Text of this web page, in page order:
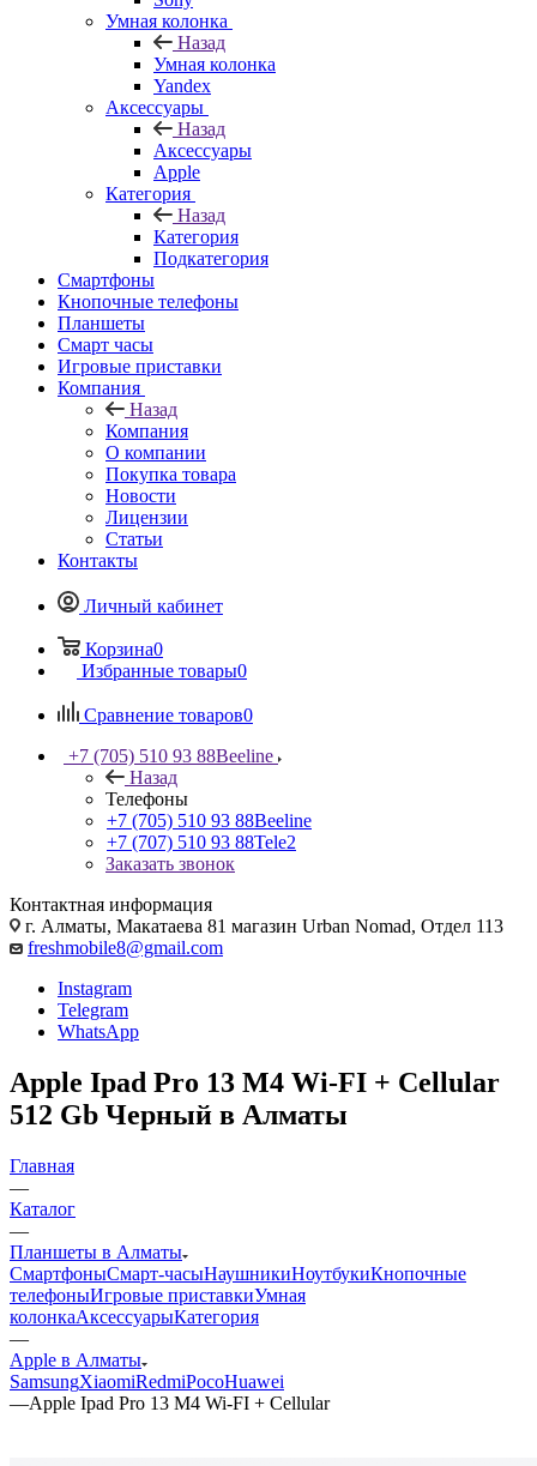
Умная колонка
Назад
Умная колонка
Yandex
Аксессуары
Назад
Аксессуары
Apple
Категория
Назад
Категория
Подкатегория
Смартфоны
Кнопочные телефоны
Планшеты
Смарт часы
Игровые приставки
Компания
Назад
Компания
О компании
Покупка товара
Новости
Лицензии
Статьи
Контакты
Личный кабинет
Корзина0
Избранные товары0
Сравнение товаров0
+7 (705) 510 93 88Beeline
Назад
Телефоны
+7 (705) 510 93 88Beeline
+7 (707) 510 93 88Tele2
Заказать звонок
Контактная информация
г. Алматы, Макатаева 81 магазин Urban Nomad, Отдел 113
freshmobile8@gmail.com
Instagram
Telegram
WhatsApp
Apple Ipad Pro 13 M4 Wi-FI + Cellular
512 Gb Черный в Алматы
Главная
—
Каталог
—
Планшеты в Алматы
СмартфоныСмарт-часыНаушникиНоутбукиКнопочные
телефоныИгровые приставкиУмная
колонкаАксессуарыКатегория
—
Apple в Алматы
SamsungXiaomiRedmiPocoHuawei
—Apple Ipad Pro 13 M4 Wi-FI + Cellular